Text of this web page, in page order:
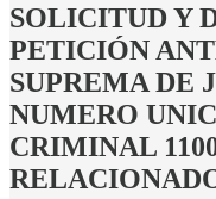
SOLICITUD Y
PETICIÓN
SUPREMA DE
NUMERO
CRIMINAL